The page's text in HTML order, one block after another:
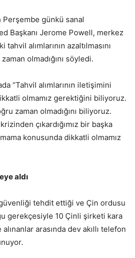
Perşembe günkü sanal
Başkanı Jerome Powell, merkez
tahvil alımlarının azaltılmasını
olmadığını söyledi.
“Tahvil alımlarının iletişimini
olmamız gerektiğini biliyoruz.
zaman olmadığını biliyoruz.
çıkardığımız bir başka
konusunda dikkatli olmamız
aldı
tehdit ettiği ve Çin ordusu
gerekçesiyle 10 Çinli şirketi kara
arasında dev akıllı telefon